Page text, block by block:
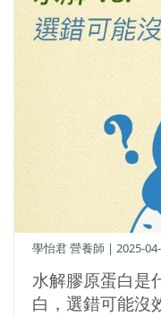
水解膠原蛋白是
白，選錯可能沒
學怡君 營養師 | 2025-